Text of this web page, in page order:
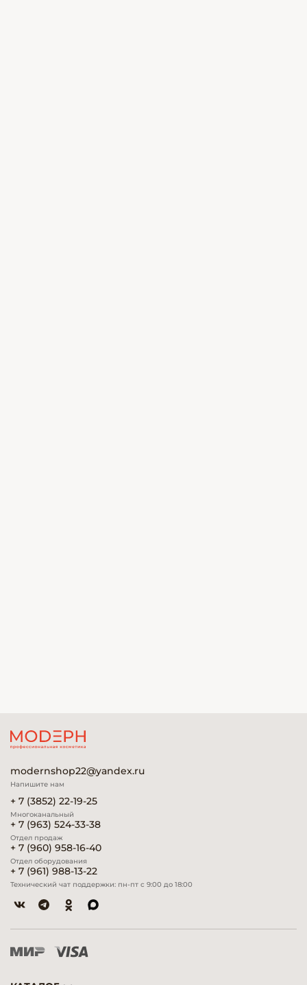
modernshop22@yandex.ru
Напишите нам
+ 7 (3852) 22-19-25
Многоканальный
+ 7 (963) 524-33-38
Отдел продаж
+ 7 (960) 958-16-40
Отдел оборудования
+ 7 (961) 988-13-22
Технический чат поддержки: пн-пт с 9:00 до 18:00